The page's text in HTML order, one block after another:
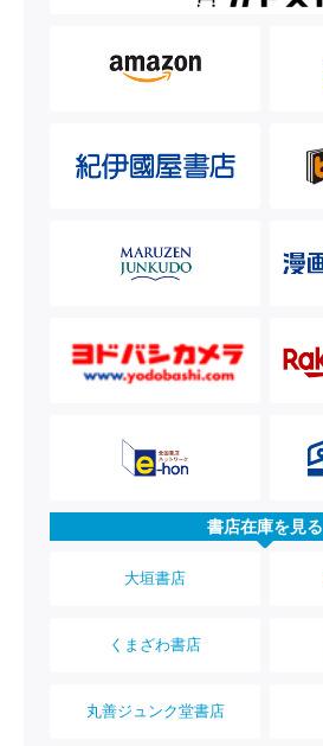
書店在庫を見る
大垣書店
くまざわ書店
丸善ジュンク堂書店